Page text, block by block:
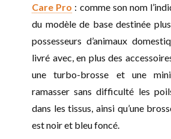
Care Pro : comme son nom
du modèle de base destinée
possesseurs d’animaux
livré avec, en plus des
une turbo-brosse et une
ramasser sans difficulté les
dans les tissus, ainsi qu’une
est noir et bleu foncé.